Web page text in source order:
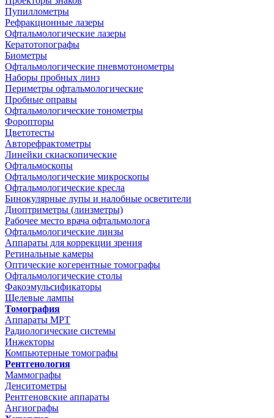
Пупиллометры
Рефракционные лазеры
Офтальмологические лазеры
Кератотопографы
Биометры
Офтальмологические пневмотонометры
Наборы пробных линз
Периметры офтальмологические
Пробные оправы
Офтальмологические тонометры
Форопторы
Цветотесты
Авторефрактометры
Линейки скиаскопические
Офтальмоскопы
Офтальмологические микроскопы
Офтальмологические кресла
Бинокулярные лупы и налобные осветители
Диоптриметры (линзметры)
Рабочее место врача офтальмолога
Офтальмологические линзы
Аппараты для коррекции зрения
Ретинальные камеры
Оптические когерентные томографы
Офтальмологические столы
Факоэмульсификаторы
Щелевые лампы
Томография
Аппараты МРТ
Радиологические системы
Инжекторы
Компьютерные томографы
Рентгенология
Маммографы
Денситометры
Рентгеновские аппараты
Ангиографы